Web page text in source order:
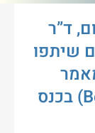
ד”ר
שיתפו
המצטיין (Best Paper Award) בכנס